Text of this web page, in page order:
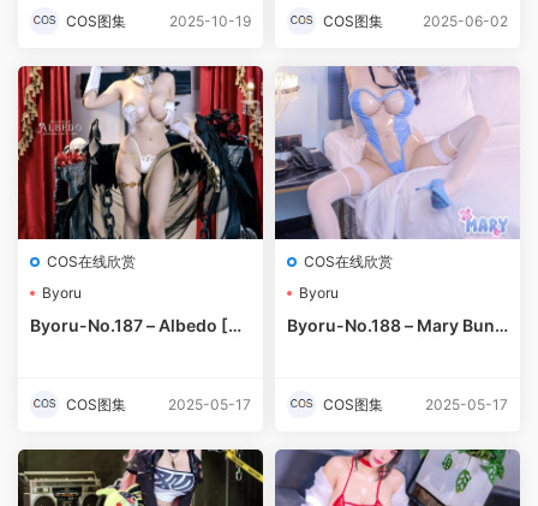
COS图集 2025-10-19 COS图集 2025-06-02
COS在线欣赏
Byoru
Byoru-No.187 – Albedo [45
COS图集 2025-05-17
COS在线欣赏
Byoru
Byoru-No.188 – Mary Bunn
COS图集 2025-05-17